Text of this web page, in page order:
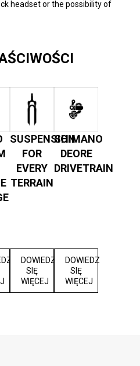
headset or the possibility of
SUSPENSION
FOR
EVERY
TERRAIN
DOWIEDZ
SIĘ
WIĘCEJ
SHIMANO
DEORE
DRIVETRAIN
DOWIEDZ
SIĘ
WIĘCEJ